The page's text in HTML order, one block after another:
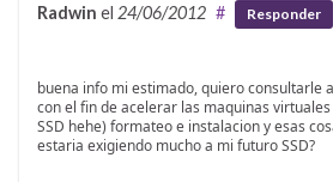
Radwin el 24/06/2012 # Responder
buena info mi estimado, quiero consultarle
con el fin de acelerar las maquinas
SSD hehe) formateo e instalacion y esas
estaria exigiendo mucho a mi futuro SSD?